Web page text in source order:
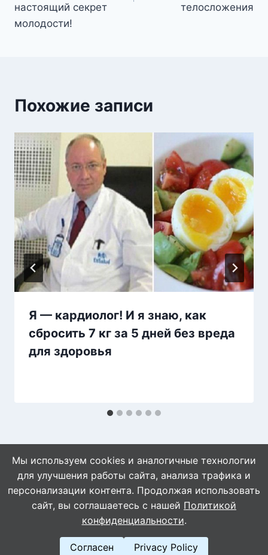
настоящий секрет
молодости!
телосложения
Похожие записи
Я — кардиолог! И я знаю, как
сбросить 7 кг за 5 дней без вреда
для здоровья
© 2026 WebVinegret
Мы используем cookies и аналогичные технологии
для улучшения работы сайта, анализа трафика и
персонализации контента. Продолжая использовать
сайт, вы соглашаетесь с нашей Политикой
конфиденциальности.
Согласен Privacy Policy